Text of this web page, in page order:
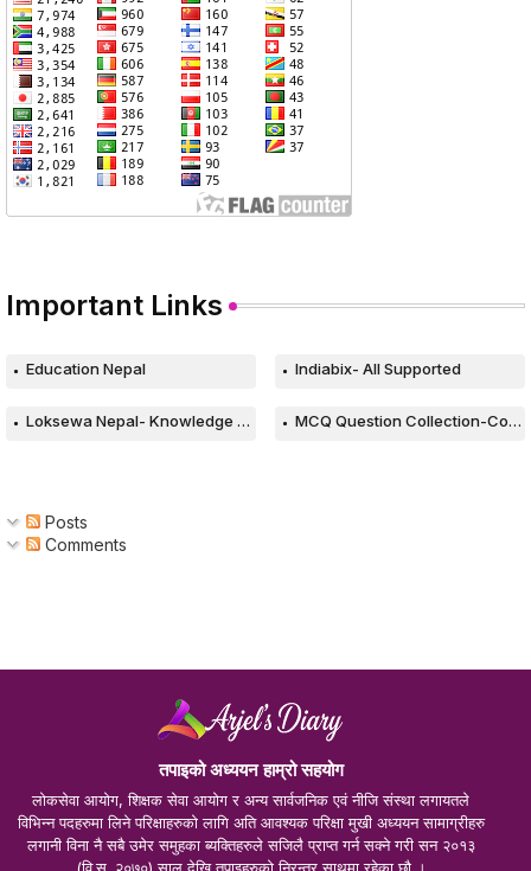
Important Links
Education Nepal Indiabix- All Supported
Loksewa Nepal- Knowledge Based Web MCQ Question Collection-Computer
Posts
Comments
तपाइको अध्ययन हाम्रो सहयोग
लोकसेवा आयोग, शिक्षक सेवा आयोग र अन्य सार्वजनिक एवं नीजि संस्था लगायतले
विभिन्न पदहरुमा लिने परिक्षाहरुको लागि अति आवश्यक परिक्षा मुखी अध्ययन सामाग्रीहरु
लगानी विना नै सबै उमेर समुहका ब्यक्तिहरुले सजिलै प्राप्त गर्न सक्ने गरी सन २०१३
(वि.स. २०७०) साल देखि तपाइहरुको निरन्तर साथमा रहेका छौ ।